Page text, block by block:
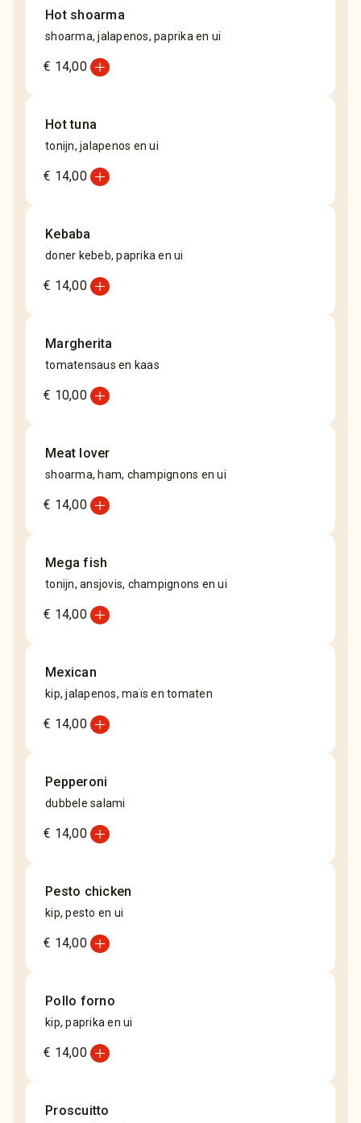
Hot shoarma
shoarma, jalapenos, paprika en ui
€ 14,00add_circle
Hot tuna
tonijn, jalapenos en ui
€ 14,00add_circle
Kebaba
doner kebeb, paprika en ui
€ 14,00add_circle
Margherita
tomatensaus en kaas
€ 10,00add_circle
Meat lover
shoarma, ham, champignons en ui
€ 14,00add_circle
Mega fish
tonijn, ansjovis, champignons en ui
€ 14,00add_circle
Mexican
kip, jalapenos, maïs en tomaten
€ 14,00add_circle
Pepperoni
dubbele salami
€ 14,00add_circle
Pesto chicken
kip, pesto en ui
€ 14,00add_circle
Pollo forno
kip, paprika en ui
€ 14,00add_circle
Proscuitto